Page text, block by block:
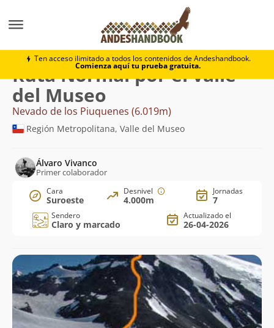
Ten acceso ilimitado a todos los contenidos de Andeshandbook.
Comienza aquí tu prueba gratuita.
Nevado de los Piuquenes
Ruta Normal por el valle
del Museo
Nevado de los Piuquenes (6.019m)
Región Metropolitana, Valle del Museo
Álvaro Vivanco
Primer colaborador
Cara
Suroeste
Desnivel
4.000m
Jornadas
7
Sendero
Claro y marcado
Actualizado el
26-04-2026